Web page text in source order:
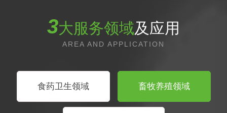
3大服务领域及应用
AREA AND APPLICATION
食药卫生领域 畜牧养殖领域